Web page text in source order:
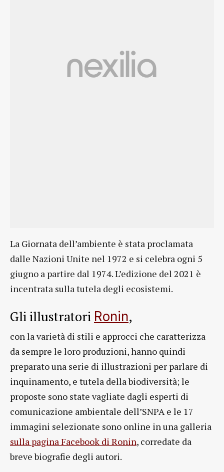
La Giornata dell’ambiente è stata proclamata
dalle Nazioni Unite nel 1972 e si celebra ogni 5
giugno a partire dal 1974. L’edizione del 2021 è
incentrata sulla tutela degli ecosistemi.
Gli illustratori Ronin,
con la varietà di stili e approcci che caratterizza
da sempre le loro produzioni, hanno quindi
preparato una serie di illustrazioni per parlare di
inquinamento, e tutela della biodiversità; le
proposte sono state vagliate dagli esperti di
comunicazione ambientale dell’SNPA e le 17
immagini selezionate sono online in una galleria
sulla pagina Facebook di Ronin, corredate da
breve biografie degli autori.